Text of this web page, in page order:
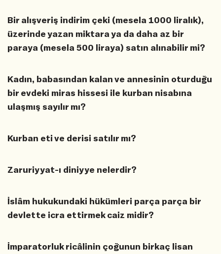
Bir alışveriş indirim çeki (mesela 1000 liralık),
üzerinde yazan miktara ya da daha az bir
paraya (mesela 500 liraya) satın alınabilir mi?
Kadın, babasından kalan ve annesinin oturduğu
bir evdeki miras hissesi ile kurban nisabına
ulaşmış sayılır mı?
Kurban eti ve derisi satılır mı?
Zaruriyyat-ı diniyye nelerdir?
İslâm hukukundaki hükümleri parça parça bir
devlette icra ettirmek caiz midir?
İmparatorluk ricâlinin çoğunun birkaç lisan